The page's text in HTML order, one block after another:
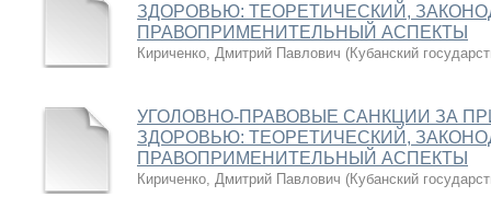
ЗДОРОВЬЮ: ТЕОРЕТИЧЕСКИЙ,
ПРАВОПРИМЕНИТЕЛЬНЫЙ АСПЕКТЫ
Кириченко, Дмитрий Павлович (Кубанский
УГОЛОВНО-ПРАВОВЫЕ САНКЦИИ ЗА
ЗДОРОВЬЮ: ТЕОРЕТИЧЕСКИЙ,
ПРАВОПРИМЕНИТЕЛЬНЫЙ АСПЕКТЫ
Кириченко, Дмитрий Павлович (Кубанский